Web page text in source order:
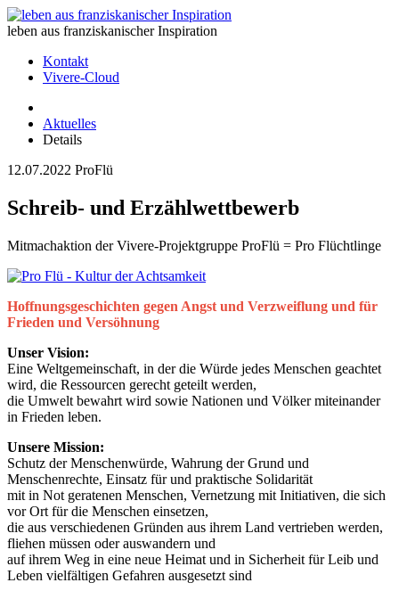
leben aus franziskanischer Inspiration
Kontakt
Vivere-Cloud
Aktuelles
Details
12.07.2022 ProFlü
Schreib- und Erzählwettbewerb
Mitmachaktion der Vivere-Projektgruppe ProFlü = Pro Flüchtlinge
Hoffnungsgeschichten gegen Angst und Verzweiflung und für
Frieden und Versöhnung
Unser Vision:
Eine Weltgemeinschaft, in der die Würde jedes Menschen geachtet
wird, die Ressourcen gerecht geteilt werden,
die Umwelt bewahrt wird sowie Nationen und Völker miteinander
in Frieden leben.
Unsere Mission:
Schutz der Menschenwürde, Wahrung der Grund und
Menschenrechte, Einsatz für und praktische Solidarität
mit in Not geratenen Menschen, Vernetzung mit Initiativen, die sich
vor Ort für die Menschen einsetzen,
die aus verschiedenen Gründen aus ihrem Land vertrieben werden,
fliehen müssen oder auswandern und
auf ihrem Weg in eine neue Heimat und in Sicherheit für Leib und
Leben vielfältigen Gefahren ausgesetzt sind